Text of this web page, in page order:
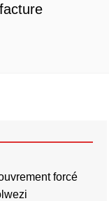
forcé